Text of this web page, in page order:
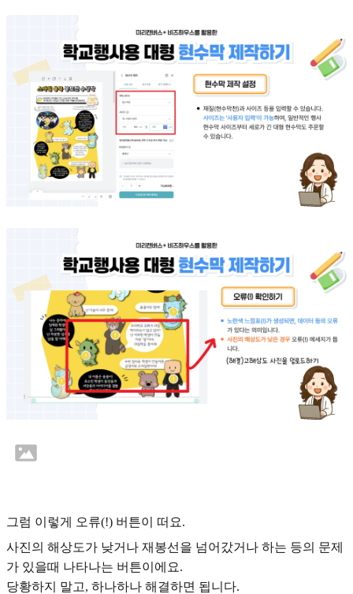
그럼 이렇게 오류(!) 버튼이 떠요.
사진의 해상도가 낮거나 재봉선을 넘어갔거나 하는 등의 문제
가 있을때 나타나는 버튼이에요.
당황하지 말고, 하나하나 해결하면 됩니다.